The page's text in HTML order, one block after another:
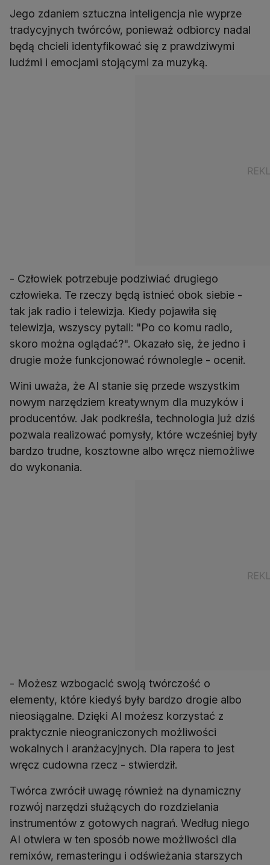
Jego zdaniem sztuczna inteligencja nie wyprze
tradycyjnych twórców, ponieważ odbiorcy nadal
będą chcieli identyfikować się z prawdziwymi
ludźmi i emocjami stojącymi za muzyką.
- Człowiek potrzebuje podziwiać drugiego
człowieka. Te rzeczy będą istnieć obok siebie -
tak jak radio i telewizja. Kiedy pojawiła się
telewizja, wszyscy pytali: "Po co komu radio,
skoro można oglądać?". Okazało się, że jedno i
drugie może funkcjonować równolegle - ocenił.
Wini uważa, że AI stanie się przede wszystkim
nowym narzędziem kreatywnym dla muzyków i
producentów. Jak podkreśla, technologia już dziś
pozwala realizować pomysły, które wcześniej były
bardzo trudne, kosztowne albo wręcz niemożliwe
do wykonania.
- Możesz wzbogacić swoją twórczość o
elementy, które kiedyś były bardzo drogie albo
nieosiągalne. Dzięki AI możesz korzystać z
praktycznie nieograniczonych możliwości
wokalnych i aranżacyjnych. Dla rapera to jest
wręcz cudowna rzecz - stwierdził.
Twórca zwrócił uwagę również na dynamiczny
rozwój narzędzi służących do rozdzielania
instrumentów z gotowych nagrań. Według niego
AI otwiera w ten sposób nowe możliwości dla
remixów, remasteringu i odświeżania starszych